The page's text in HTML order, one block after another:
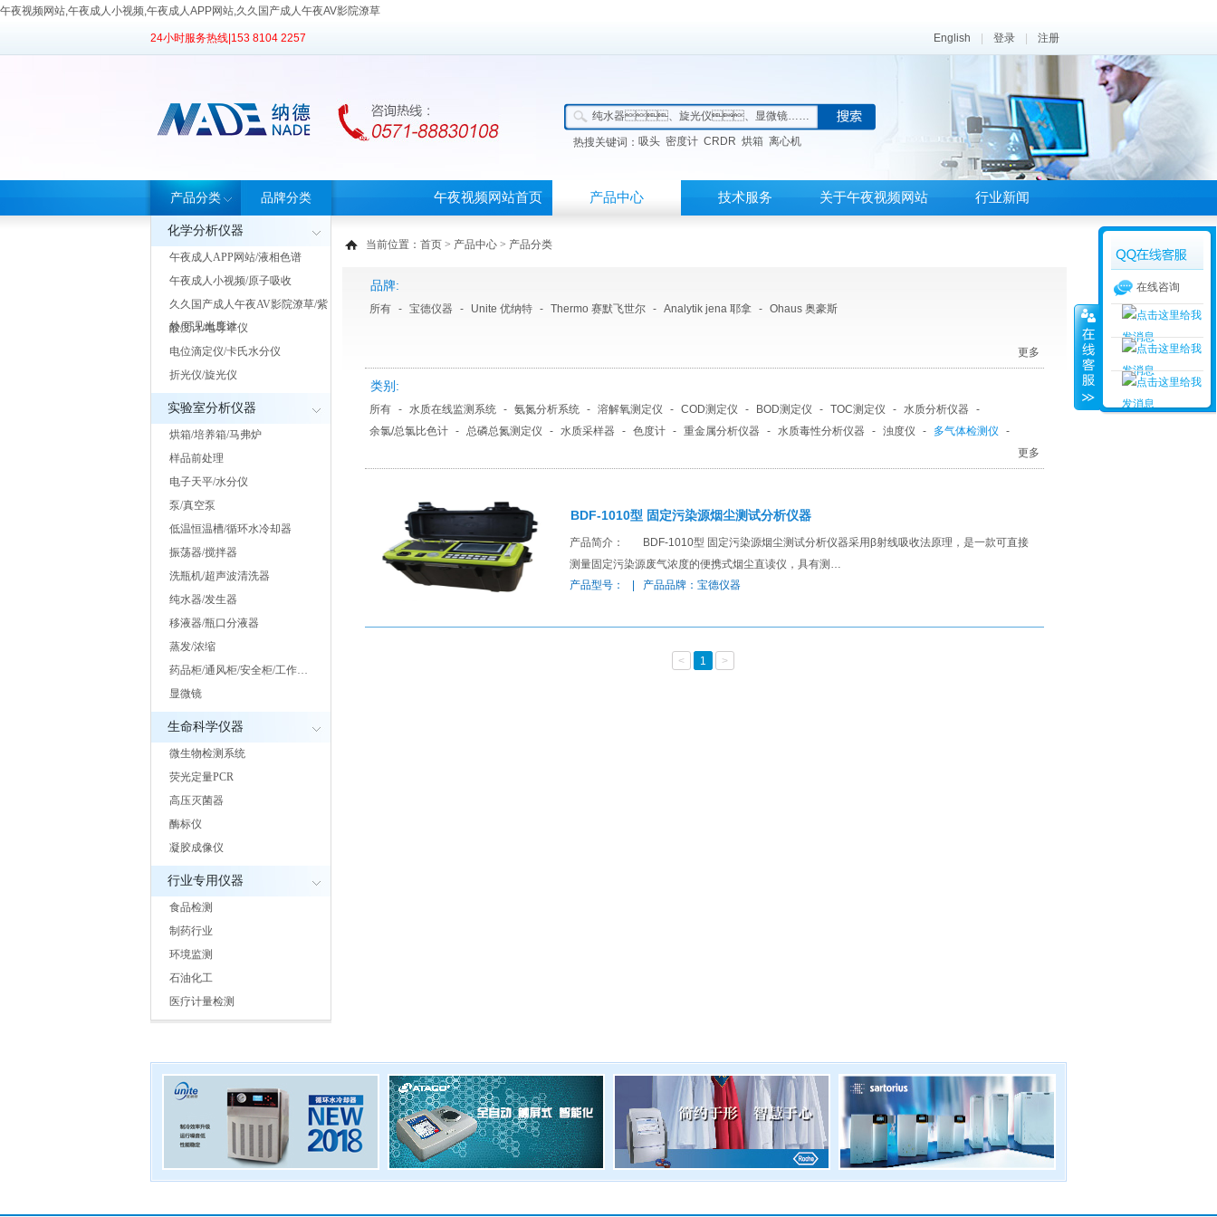
午夜视频网站,午夜成人小视频,午夜成人APP网站,久久国产成人午夜AV影院潦草
24小时服务热线| 153 8104 2257 English 登录 注册
热搜关键词： 吸头 密度计 CRDR 烘箱 离心机
产品分类
化学分析仪器
午夜成人APP网站/液相色谱
午夜成人小视频/原子吸收
久久国产成人午夜AV影院潦草/紫
外/可见光度计
酸度计/电导率仪
电位滴定仪/卡氏水分仪
折光仪/旋光仪
实验室分析仪器
烘箱/培养箱/马弗炉
样品前处理
电子天平/水分仪
泵/真空泵
低温恒温槽/循环水冷却器
振荡器/搅拌器
洗瓶机/超声波清洗器
纯水器/发生器
移液器/瓶口分液器
蒸发/浓缩
药品柜/通风柜/安全柜/工作…
显微镜
生命科学仪器
微生物检测系统
荧光定量PCR
高压灭菌器
酶标仪
凝胶成像仪
行业专用仪器
食品检测
制药行业
环境监测
石油化工
医疗计量检测
品牌分类 午夜视频网站首页 产品中心 技术服务 关于午夜视频网站 行业新闻
当前位置： 首页 > 产品中心 > 产品分类
品牌:
所有 - 宝德仪器 - Unite 优纳特 - Thermo 赛默飞世尔 - Analytik jena 耶拿 - Ohaus 奥豪斯
更多
类别:
所有 - 水质在线监测系统 - 氨氮分析系统 - 溶解氧测定仪 - COD测定仪 - BOD测定仪 - TOC测定仪 - 水质分析仪器
-
余氯/总氯比色计 - 总磷总氮测定仪 - 水质采样器 - 色度计 - 重金属分析仪器 - 水质毒性分析仪器 - 浊度仪 - 多气体检测仪
-
更多
BDF-1010型 固定污染源烟尘测试分析仪器
产品简介： BDF-1010型 固定污染源烟尘测试分析仪器采用β射线吸收法原理，是一款可直接
测量固定污染源废气浓度的便携式烟尘直读仪，具有测…
产品型号： | 产品品牌：宝德仪器
< 1 >
在线咨询